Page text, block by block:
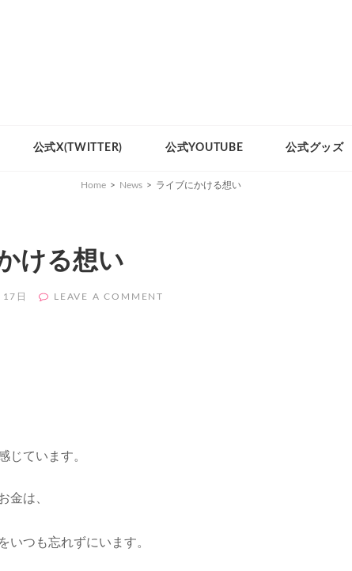
公式X(TWITTER) 公式YOUTUBE 公式グッズ
Home > News > ライブにかける想い
ける想い
日 LEAVE A COMMENT
じています。
金は、
いつも忘れずにいます。